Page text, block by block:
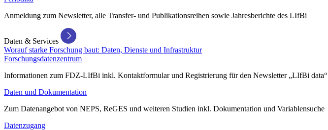
Anmeldung zum Newsletter, alle Transfer- und Publikationsreihen sowie Jahresberichte des LIfBi
Daten & Services
Worauf starke Forschung baut: Daten, Dienste und Infrastruktur
Forschungsdatenzentrum
Informationen zum FDZ-LIfBi inkl. Kontaktformular und Registrierung für den Newsletter „LIfBi data“
Daten und Dokumentation
Zum Datenangebot von NEPS, ReGES und weiteren Studien inkl. Dokumentation und Variablensuche
Datenzugang